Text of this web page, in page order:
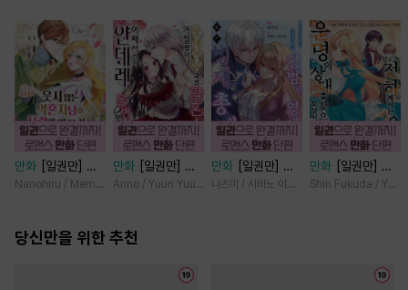
만화
[일권만] 웃
지 않는 약혼자님
습니다 [단행본]
Nanohiru / Memeko
만화
[일권만] 왕
태자님과의 약혼을
변했습니다 [단행
Anno / Yuuri Yuudachi
만화
[일권만] 모
든 것을 포기한 평
나츠미 / 시바노 이즈미
만화
[일권만] 전
하께서는 오늘도
Shin Fukuda / Yoko
당신만을 위한 추천